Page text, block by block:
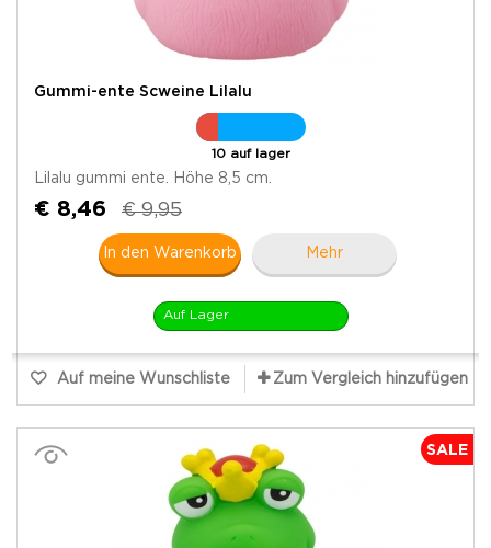
Gummi-ente Scweine Lilalu
10 auf lager
Lilalu gummi ente. Höhe 8,5 cm.
€ 8,46 € 9,95
In den Warenkorb Mehr
Auf Lager
Auf meine Wunschliste Zum Vergleich hinzufügen
SALE